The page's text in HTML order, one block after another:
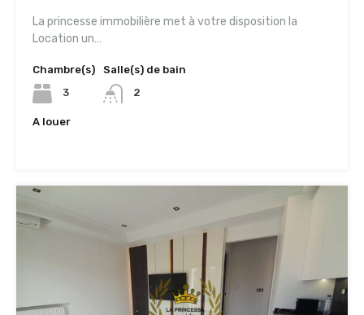
La princesse immobilière met à votre disposition la
Location un…
Chambre(s)
3
Salle(s) de bain
2
A louer